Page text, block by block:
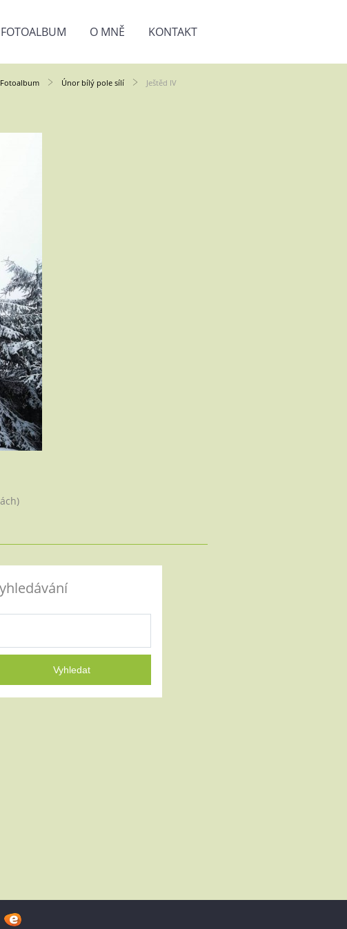
FOTOALBUM O MNĚ KONTAKT
Fotoalbum Únor bílý pole sílí Ještěd IV